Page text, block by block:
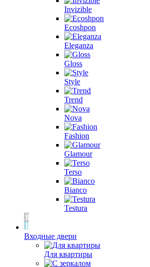
Invizible
Ecoshpon
Eleganza
Gloss
Style
Trend
Nova
Fashion
Glamour
Terso
Bianco
Testura
Входные двери
Для квартиры